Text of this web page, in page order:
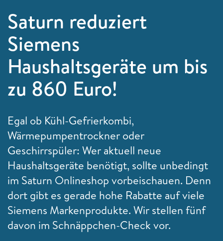
Saturn reduziert
Siemens
Haushaltsgeräte um bis
zu 860 Euro!
Egal ob Kühl-Gefrierkombi,
Wärmepumpentrockner oder
Geschirrspüler: Wer aktuell neue
Haushaltsgeräte benötigt, sollte unbedingt
im Saturn Onlineshop vorbeischauen. Denn
dort gibt es gerade hohe Rabatte auf viele
Siemens Markenprodukte. Wir stellen fünf
davon im Schnäppchen-Check vor.